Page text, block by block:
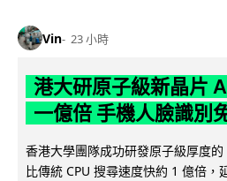
Vin 23 小時
港大研原子級新晶片
一億倍 手機人臉識別
香港大學團隊成功研發原子級厚度的
比傳統 CPU 搜尋速度快約 1 億倍，